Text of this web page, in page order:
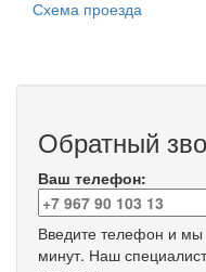
Схема проезда
Обратный
Ваш телефон:
Введите телефон и
минут. Наш